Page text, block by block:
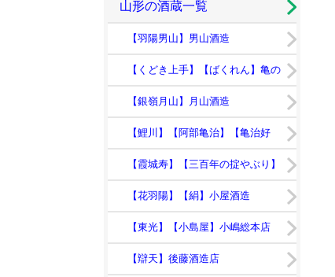
山形の酒蔵一覧
【羽陽男山】男山酒造
【くどき上手】【ばくれん】亀の
井酒造
【銀嶺月山】月山酒造
【鯉川】【阿部亀治】【亀治好
日】鯉川酒造
【霞城寿】【三百年の掟やぶり】
寿虎屋酒造
【花羽陽】【絹】小屋酒造
【東光】【小島屋】小嶋総本店
【辯天】後藤酒造店